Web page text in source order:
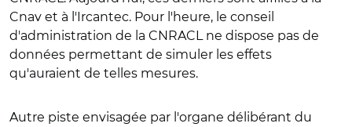
Cnav et à l'Ircantec. Pour l'heure, le conseil
d'administration de la CNRACL ne dispose pas de
données permettant de simuler les effets
qu'auraient de telles mesures.
Autre piste envisagée par l'organe délibérant du